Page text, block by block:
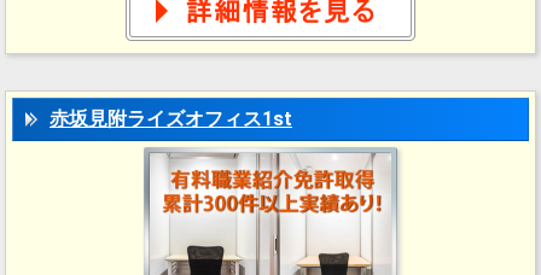
赤坂見附ライズオフィス1st